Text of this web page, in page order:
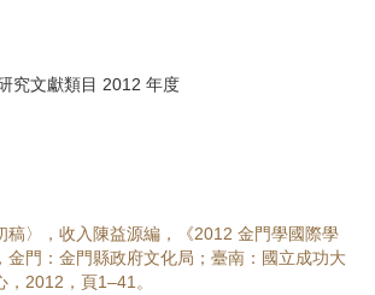
究文獻類目 2012 年度
稿〉，收入陳益源編，《2012 金門學國際學
金門：金門縣政府文化局；臺南：國立成功大
2012，頁1–41。